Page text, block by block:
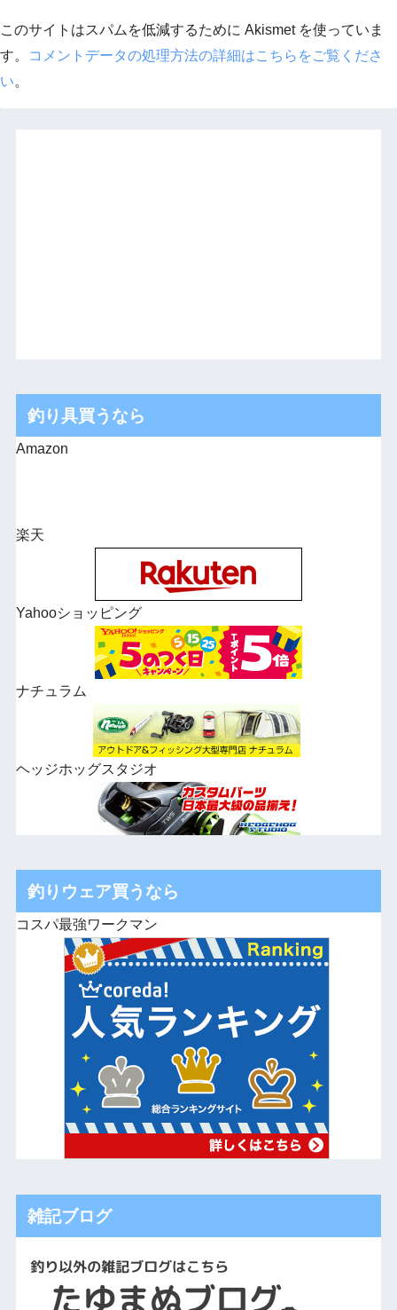
このサイトはスパムを低減するために Akismet を使っていま
す。
コメントデータの処理方法の詳細はこちらをご覧くださ
い。
釣り具買うなら
Amazon
楽天
Yahooショッピング
ナチュラム
ヘッジホッグスタジオ
釣りウェア買うなら
コスパ最強ワークマン
雑記ブログ